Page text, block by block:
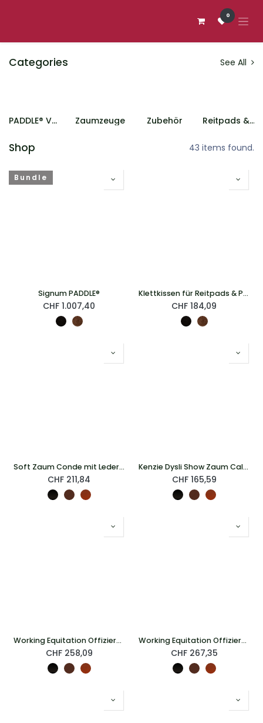
0
Categories See All
PADDLE® Vegan Zaumzeuge Zubehör Reitpads & PADDLE
Shop 43 items found.
Bundle
Signum PADDLE®
CHF 1.007,40
Klettkissen für Reitpads & Paddle®
CHF 184,09
Soft Zaum Conde mit Lederzügeln
CHF 211,84
Kenzie Dysli Show Zaum Calada mit Lederzügeln
CHF 165,59
Working Equitation Offizierszaum Deluxe
CHF 258,09
Working Equitation Offizierszaum Original
CHF 267,35